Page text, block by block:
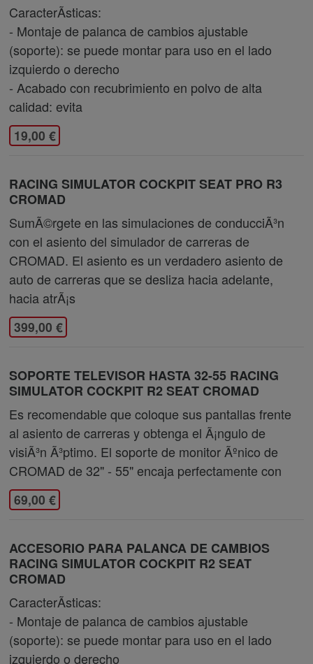
CaracterÃ­sticas:
- Montaje de palanca de cambios ajustable
(soporte): se puede montar para uso en el lado
izquierdo o derecho
- Acabado con recubrimiento en polvo de alta
calidad: evita
19,00 €
RACING SIMULATOR COCKPIT SEAT PRO R3
CROMAD
SumÃ©rgete en las simulaciones de conducciÃ³n
con el asiento del simulador de carreras de
CROMAD. El asiento es un verdadero asiento de
auto de carreras que se desliza hacia adelante,
hacia atrÃ¡s
399,00 €
SOPORTE TELEVISOR HASTA 32-55 RACING
SIMULATOR COCKPIT R2 SEAT CROMAD
Es recomendable que coloque sus pantallas frente
al asiento de carreras y obtenga el Ã¡ngulo de
visiÃ³n Ã³ptimo. El soporte de monitor Ãºnico de
CROMAD de 32" - 55" encaja perfectamente con
69,00 €
ACCESORIO PARA PALANCA DE CAMBIOS
RACING SIMULATOR COCKPIT R2 SEAT
CROMAD
CaracterÃ­sticas:
- Montaje de palanca de cambios ajustable
(soporte): se puede montar para uso en el lado
izquierdo o derecho